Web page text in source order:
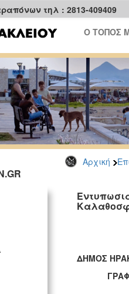
τηλ : 2813-409409
Ο ΤΟΠΟΣ
Αρχική
ΔΗΜΟΣ